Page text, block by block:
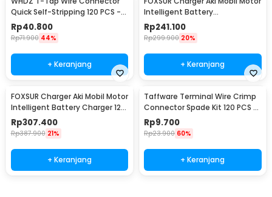
Quick Self-Stripping 120 PCS -
SC7
Rp40.800
Rp71.900 44%
+ Keranjang
Intelligent Battery
Charger12/24V 10A -
FBC122410D
Rp241.100
Rp299.900 20%
+ Keranjang
FOXSUR Charger Aki Mobil Motor
Intelligent Battery Charger 12-
24V 12A - FBC122412D
Rp307.400
Rp387.900 21%
+ Keranjang
Taffware Terminal Wire Crimp
Connector Spade Kit 120 PCS -
SC7
Rp9.700
Rp23.900 60%
+ Keranjang